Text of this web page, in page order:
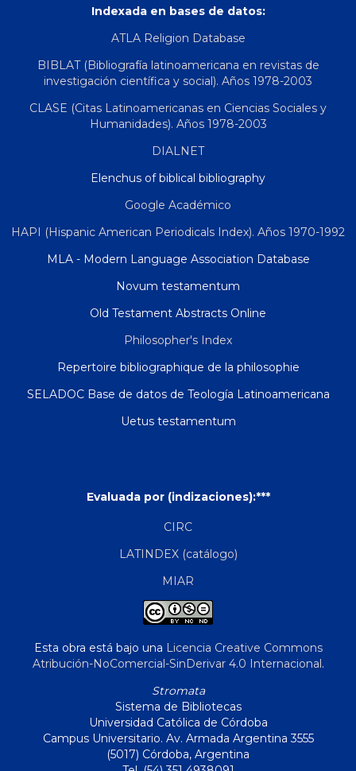
Indexada en bases de datos:
ATLA Religion Database
BIBLAT (Bibliografía latinoamericana en revistas de
investigación científica y social). Años 1978-2003
CLASE (Citas Latinoamericanas en Ciencias Sociales y
Humanidades). Años 1978-2003
DIALNET
Elenchus of biblical bibliography
Google Académico
HAPI (Hispanic American Periodicals Index). Años 1970-1992
MLA - Modern Language Association Database
Novum testamentum
Old Testament Abstracts Online
Philosopher's Index
Repertoire bibliographique de la philosophie
SELADOC Base de datos de Teología Latinoamericana
Uetus testamentum
Evaluada por (indizaciones):***
CIRC
LATINDEX (catálogo)
MIAR
Esta obra está bajo una Licencia Creative Commons
Atribución-NoComercial-SinDerivar 4.0 Internacional.
Stromata
Sistema de Bibliotecas
Universidad Católica de Córdoba
Campus Universitario. Av. Armada Argentina 3555
(5017) Córdoba, Argentina